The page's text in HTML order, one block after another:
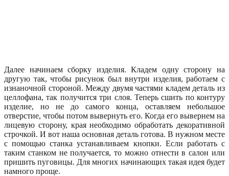
Далее начинаем сборку изделия. Кладем одну сторону на
другую так, чтобы рисунок был внутри изделия, работаем с
изнаночной стороной. Между двумя частями кладем деталь из
целлофана, так получится три слоя. Теперь сшить по контуру
изделие, но не до самого конца, оставляем небольшое
отверстие, чтобы потом вывернуть его. Когда его вывернем на
лицевую сторону, края необходимо обработать декоративной
строчкой. И вот наша основная деталь готова. В нужном месте
с помощью станка устанавливаем кнопки. Если работать с
таким станком не получается, то можно отнести в салон или
пришить пуговицы. Для многих начинающих такая идея будет
намного проще.